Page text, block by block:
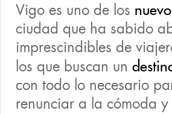
Vigo es uno de los
ciudad que ha sabido
imprescindibles de
los que buscan un
con todo lo necesario
renunciar a la cómoda